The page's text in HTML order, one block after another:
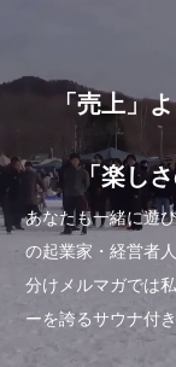
「売上」
「楽し
あなたも一緒に遊
の起業家・経営者
分けメルマガでは
ーを誇るサウナ付